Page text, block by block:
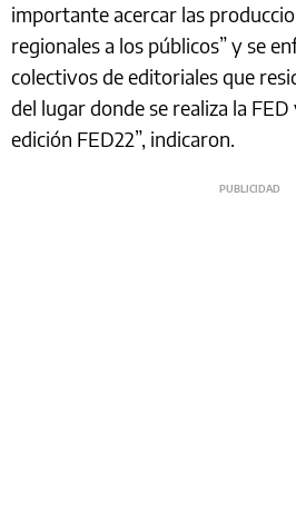
importante acercar las
regionales a los públicos” y se
colectivos de editoriales que
del lugar donde se realiza la
edición FED22”, indicaron.